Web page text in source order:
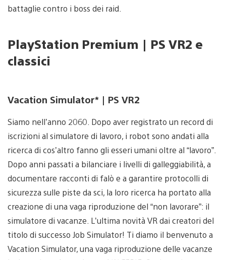
battaglie contro i boss dei raid.
PlayStation Premium | PS VR2 e
classici
Vacation Simulator* | PS VR2
Siamo nell’anno 2060. Dopo aver registrato un record di
iscrizioni al simulatore di lavoro, i robot sono andati alla
ricerca di cos’altro fanno gli esseri umani oltre al “lavoro”.
Dopo anni passati a bilanciare i livelli di galleggiabilità, a
documentare racconti di falò e a garantire protocolli di
sicurezza sulle piste da sci, la loro ricerca ha portato alla
creazione di una vaga riproduzione del “non lavorare”: il
simulatore di vacanze. L’ultima novità VR dai creatori del
titolo di successo Job Simulator! Ti diamo il benvenuto a
Vacation Simulator, una vaga riproduzione delle vacanze